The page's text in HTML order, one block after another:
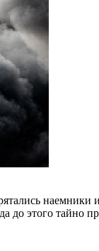
наемники
до этого тайно